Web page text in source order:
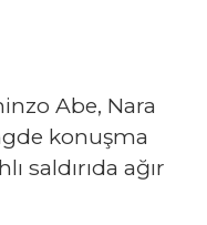
Abe, Nara
konuşma
saldırıda ağır